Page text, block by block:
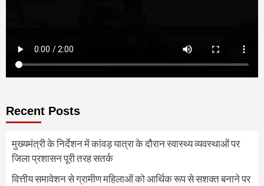
Recent Posts
मुख्यमंत्री के निर्देशन में कांवड़ यात्रा के दौरान स्वास्थ्य व्यवस्थाओं पर
जिला प्रशासन पूरी तरह सतर्क
वित्तीय समावेशन से ग्रामीण महिलाओं को आर्थिक रूप से सशक्त बनाने पर